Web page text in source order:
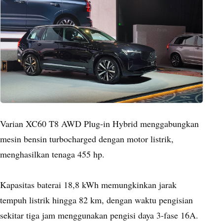
Varian XC60 T8 AWD Plug-in Hybrid menggabungkan
mesin bensin turbocharged dengan motor listrik,
menghasilkan tenaga 455 hp.
Kapasitas baterai 18,8 kWh memungkinkan jarak
tempuh listrik hingga 82 km, dengan waktu pengisian
sekitar tiga jam menggunakan pengisi daya 3-fase 16A.